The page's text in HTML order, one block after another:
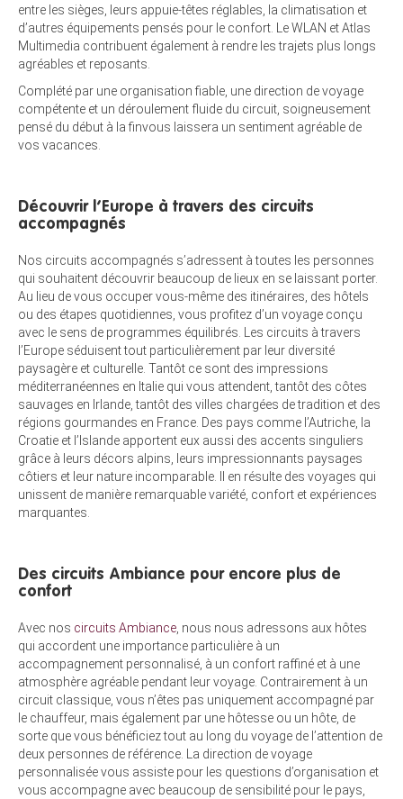
entre les sièges, leurs appuie-têtes réglables, la climatisation et
d’autres équipements pensés pour le confort. Le WLAN et Atlas
Multimedia contribuent également à rendre les trajets plus longs
agréables et reposants.
Complété par une organisation fiable, une direction de voyage
compétente et un déroulement fluide du circuit, soigneusement
pensé du début à la finvous laissera un sentiment agréable de
vos vacances.
Découvrir l’Europe à travers des circuits
accompagnés
Nos circuits accompagnés s’adressent à toutes les personnes
qui souhaitent découvrir beaucoup de lieux en se laissant porter.
Au lieu de vous occuper vous-même des itinéraires, des hôtels
ou des étapes quotidiennes, vous profitez d’un voyage conçu
avec le sens de programmes équilibrés. Les circuits à travers
l’Europe séduisent tout particulièrement par leur diversité
paysagère et culturelle. Tantôt ce sont des impressions
méditerranéennes en Italie qui vous attendent, tantôt des côtes
sauvages en Irlande, tantôt des villes chargées de tradition et des
régions gourmandes en France. Des pays comme l’Autriche, la
Croatie et l’Islande apportent eux aussi des accents singuliers
grâce à leurs décors alpins, leurs impressionnants paysages
côtiers et leur nature incomparable. Il en résulte des voyages qui
unissent de manière remarquable variété, confort et expériences
marquantes.
Des circuits Ambiance pour encore plus de
confort
Avec nos circuits Ambiance , nous nous adressons aux hôtes
qui accordent une importance particulière à un
accompagnement personnalisé, à un confort raffiné et à une
atmosphère agréable pendant leur voyage. Contrairement à un
circuit classique, vous n’êtes pas uniquement accompagné par
le chauffeur, mais également par une hôtesse ou un hôte, de
sorte que vous bénéficiez tout au long du voyage de l’attention de
deux personnes de référence. La direction de voyage
personnalisée vous assiste pour les questions d’organisation et
vous accompagne avec beaucoup de sensibilité pour le pays,